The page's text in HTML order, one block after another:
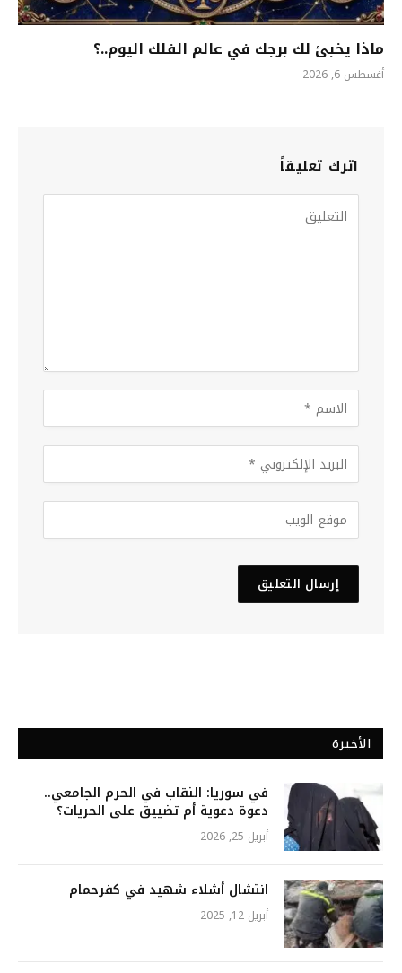
ماذا يخبئ لك برجك في عالم الفلك اليوم..؟
أغسطس 6, 2026
اترك تعليقاً
الأخيرة
في سوريا: النقاب في الحرم الجامعي..
دعوة دعوية أم تضييق على الحريات؟
أبريل 25, 2026
انتشال أشلاء شهيد في كفرحمام
أبريل 12, 2025